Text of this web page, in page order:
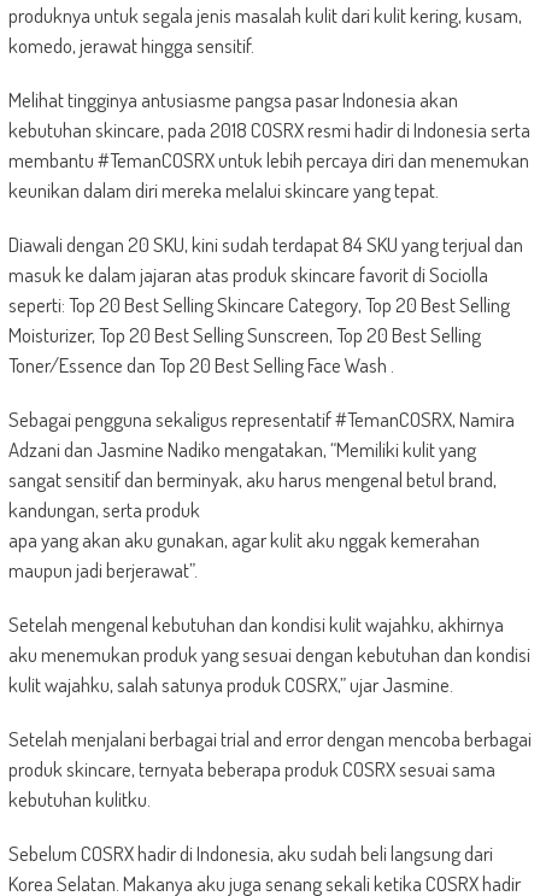
produknya untuk segala jenis masalah kulit dari kulit kering, kusam,
komedo, jerawat hingga sensitif.
Melihat tingginya antusiasme pangsa pasar Indonesia akan
kebutuhan skincare, pada 2018 COSRX resmi hadir di Indonesia serta
membantu #TemanCOSRX untuk lebih percaya diri dan menemukan
keunikan dalam diri mereka melalui skincare yang tepat.
Diawali dengan 20 SKU, kini sudah terdapat 84 SKU yang terjual dan
masuk ke dalam jajaran atas produk skincare favorit di Sociolla
seperti: Top 20 Best Selling Skincare Category, Top 20 Best Selling
Moisturizer, Top 20 Best Selling Sunscreen, Top 20 Best Selling
Toner/Essence dan Top 20 Best Selling Face Wash .
Sebagai pengguna sekaligus representatif #TemanCOSRX, Namira
Adzani dan Jasmine Nadiko mengatakan, “Memiliki kulit yang
sangat sensitif dan berminyak, aku harus mengenal betul brand,
kandungan, serta produk
apa yang akan aku gunakan, agar kulit aku nggak kemerahan
maupun jadi berjerawat”.
Setelah mengenal kebutuhan dan kondisi kulit wajahku, akhirnya
aku menemukan produk yang sesuai dengan kebutuhan dan kondisi
kulit wajahku, salah satunya produk COSRX,” ujar Jasmine.
Setelah menjalani berbagai trial and error dengan mencoba berbagai
produk skincare, ternyata beberapa produk COSRX sesuai sama
kebutuhan kulitku.
Sebelum COSRX hadir di Indonesia, aku sudah beli langsung dari
Korea Selatan. Makanya aku juga senang sekali ketika COSRX hadir